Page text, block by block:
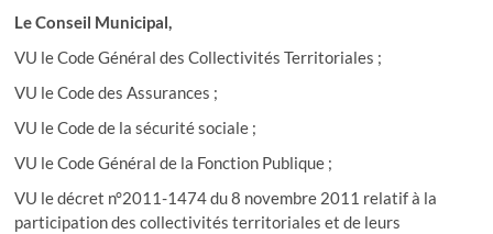
Le Conseil Municipal,
VU le Code Général des Collectivités Territoriales ;
VU le Code des Assurances ;
VU le Code de la sécurité sociale ;
VU le Code Général de la Fonction Publique ;
VU le décret n°2011-1474 du 8 novembre 2011 relatif à la
participation des collectivités territoriales et de leurs